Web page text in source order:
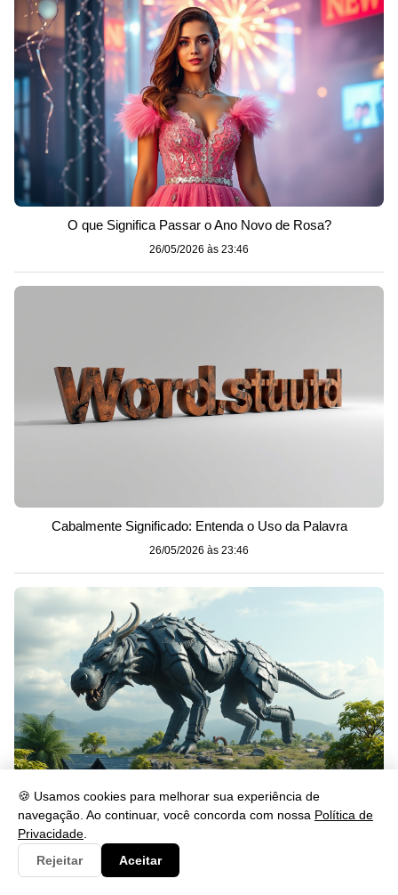
🍪 Usamos cookies para melhorar sua experiência de
navegação. Ao continuar, você concorda com nossa Política de
Privacidade
Rejeitar
Aceitar
O que Significa Passar o Ano Novo de Rosa?
26/05/2026 às 23:46
Cabalmente Significado: Entenda o Uso da Palavra
26/05/2026 às 23:46
Gerou: Significado, Uso e Exemplos na Língua Portuguesa